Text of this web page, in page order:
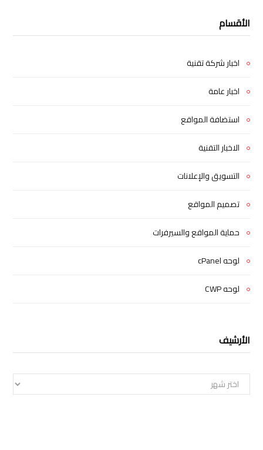
الأقسام
اخبار شركة تقنية
اخبار عامة
استضافة المواقع
الاخبار التقنية
التسويق والإعلانات
تصميم المواقع
حماية المواقع والسيرفرات
لوحه cPanel
لوحه CWP
الأرشيف
الأرشيف